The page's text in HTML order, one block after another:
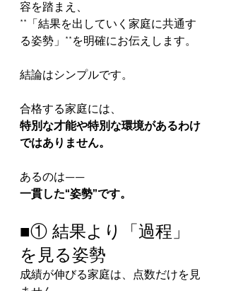
容を踏まえ、
**「結果を出していく家庭に共通す
る姿勢」**を明確にお伝えします。
結論はシンプルです。
合格する家庭には、
特別な才能や特別な環境があるわけ
ではありません。
あるのは——
一貫した“姿勢”です。
■① 結果より「過程」
を見る姿勢
成績が伸びる家庭は、点数だけを見